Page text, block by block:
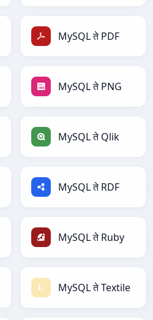
MySQL ते PDF
MySQL ते PNG
MySQL ते Qlik
MySQL ते RDF
MySQL ते Ruby
MySQL ते Textile